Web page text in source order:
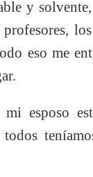
y
eso me
esposo